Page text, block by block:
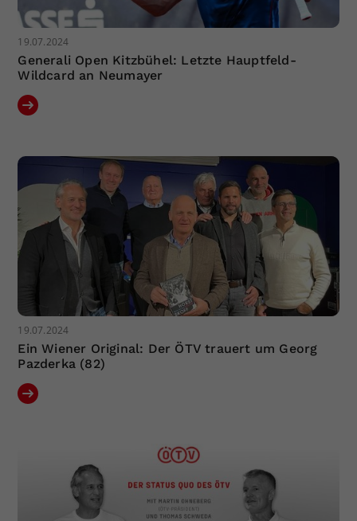
19.07.2024
Generali Open Kitzbühel: Letzte Hauptfeld-
Wildcard an Neumayer
19.07.2024
Ein Wiener Original: Der ÖTV trauert um Georg
Pazderka (82)